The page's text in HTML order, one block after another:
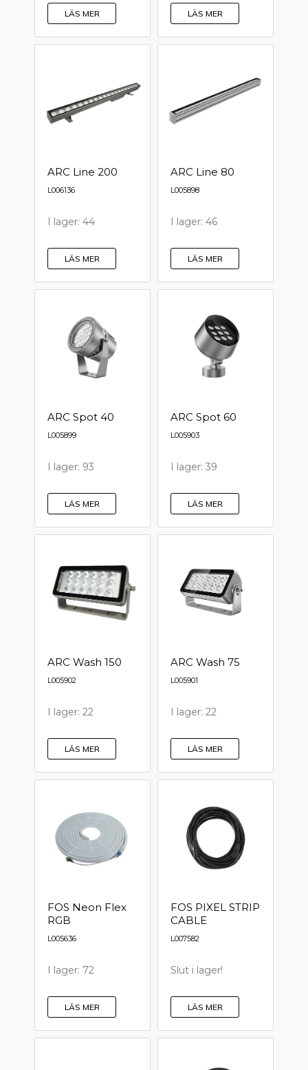
LÄS MER LÄS MER
ARC Line 200
L006136
I lager: 44
LÄS MER
ARC Line 80
L005898
I lager: 46
LÄS MER
ARC Spot 40
L005899
I lager: 93
LÄS MER
ARC Spot 60
L005903
I lager: 39
LÄS MER
ARC Wash 150
L005902
I lager: 22
LÄS MER
ARC Wash 75
L005901
I lager: 22
LÄS MER
FOS Neon Flex
RGB
L005636
I lager: 72
LÄS MER
FOS PIXEL STRIP
CABLE
L007582
Slut i lager!
LÄS MER